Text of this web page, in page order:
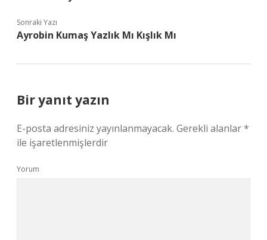
Sonraki Yazı
Ayrobin Kumaş Yazlık Mı Kışlık Mı
Bir yanıt yazın
E-posta adresiniz yayınlanmayacak. Gerekli alanlar*
ile işaretlenmişlerdir
Yorum